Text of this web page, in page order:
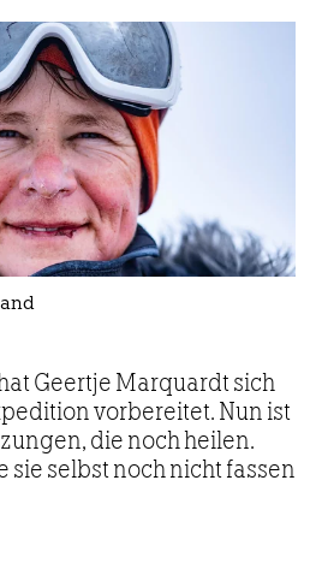
Geertje Marquardt sich
vorbereitet. Nun ist
die noch heilen.
sie selbst noch nicht fassen